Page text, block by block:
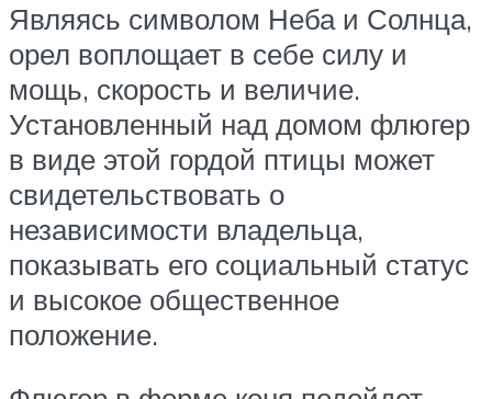
Являясь символом Неба и Солнца,
орел воплощает в себе силу и
мощь, скорость и величие.
Установленный над домом флюгер
в виде этой гордой птицы может
свидетельствовать о
независимости владельца,
показывать его социальный статус
и высокое общественное
положение.